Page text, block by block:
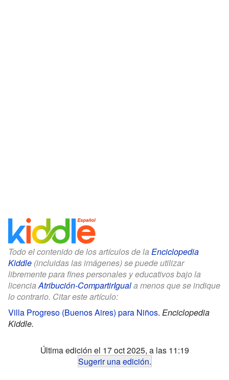
Todo el contenido de los artículos de la Enciclopedia
Kiddle (incluidas las imágenes) se puede utilizar
libremente para fines personales y educativos bajo la
licenciaAtribución-CompartirIguala menos que se indique
lo contrario. Citar este artículo:
Villa Progreso (Buenos Aires) para Niños. Enciclopedia
Kiddle.
Última edición el 17 oct 2025, a las 11:19
Sugerir una edición.